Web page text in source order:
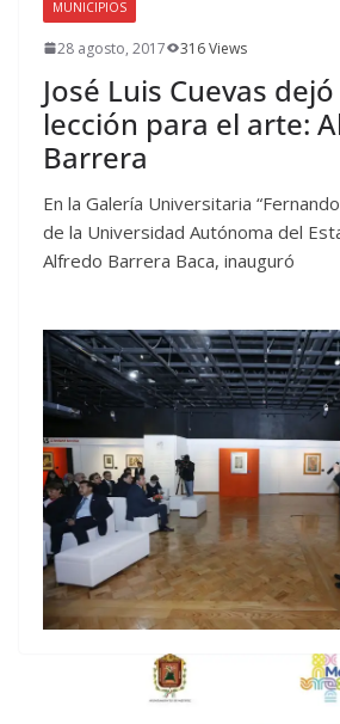
MUNICIPIOS
28 agosto, 2017 316 Views
José Luis Cuevas
lección para el arte:
Barrera
En la Galería Universitaria
de la Universidad Autónoma del
Alfredo Barrera Baca, inauguró